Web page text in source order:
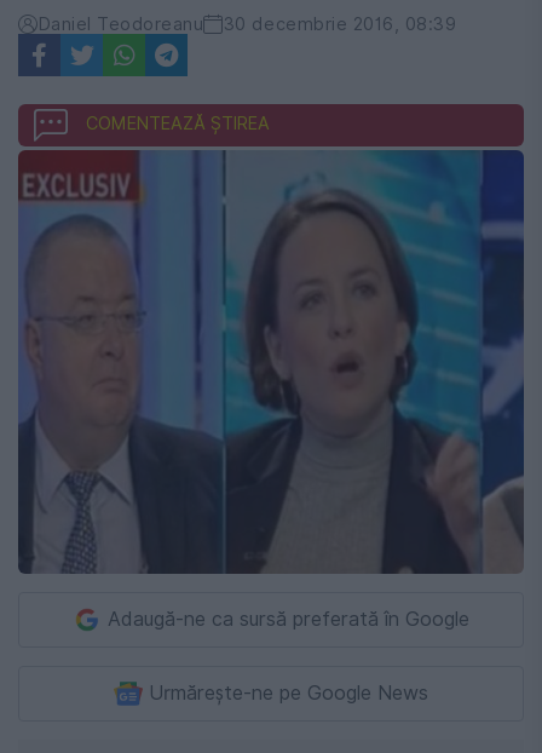
Daniel Teodoreanu 30 decembrie 2016, 08:39
COMENTEAZĂ ȘTIREA
Adaugă-ne ca sursă preferată în Google
Urmărește-ne pe Google News